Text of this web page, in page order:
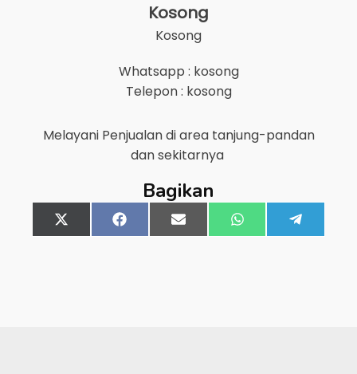
Kosong
Kosong
Whatsapp : kosong
Telepon : kosong
Melayani Penjualan di area tanjung-pandan
dan sekitarnya
Bagikan
Share
on
X
(Twitter)
Share
on
FacebookShare
on
Email Share
on
WhatsApp
on